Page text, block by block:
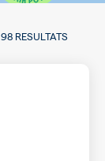
98 RESULTATS